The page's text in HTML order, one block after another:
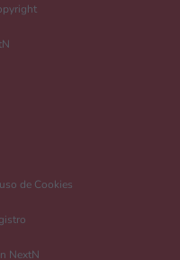
web en este navegador para la
entrada.
de Cookies
NextN